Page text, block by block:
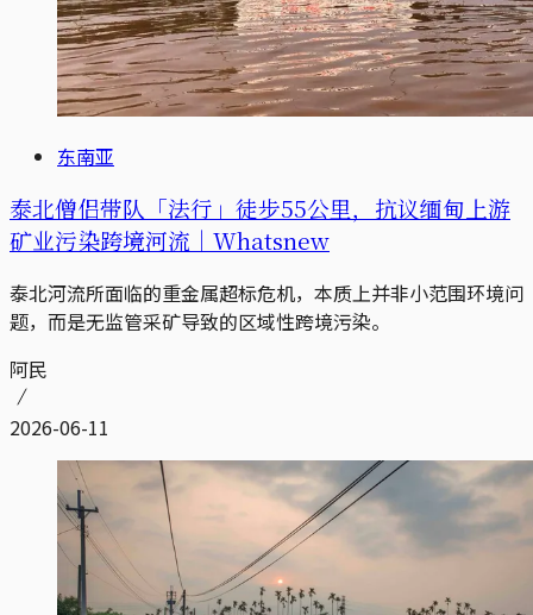
东南亚
泰北僧侣带队「法行」徒步55公里，抗议缅甸上游
矿业污染跨境河流｜Whatsnew
泰北河流所面临的重金属超标危机，本质上并非小范围环境问
题，而是无监管采矿导致的区域性跨境污染。
阿民
2026-06-11